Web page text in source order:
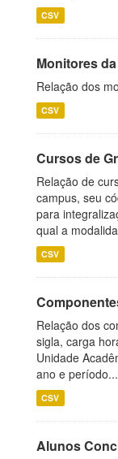
CSV
Monitores
Relação dos
CSV
Cursos de
Relação de
campus, seu
para
qual a
CSV
Relação dos
sigla, carga
Unidade
ano e período...
CSV
Alunos